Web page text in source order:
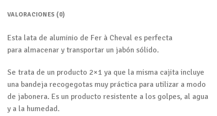
VALORACIONES (0)
Esta lata de aluminio de Fer à Cheval es perfecta
para almacenar y transportar un jabón sólido.
Se trata de un producto 2×1 ya que la misma cajita incluye
una bandeja recogegotas muy práctica para utilizar a modo
de jabonera. Es un producto resistente a los golpes, al agua
y a la humedad.